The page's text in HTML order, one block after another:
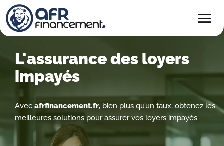
menu
L'assurance des loyers
impayés
Avec afrfinancement.fr, bien plus qu’un taux, obtenez les
meilleures solutions pour assurer vos loyers impayés